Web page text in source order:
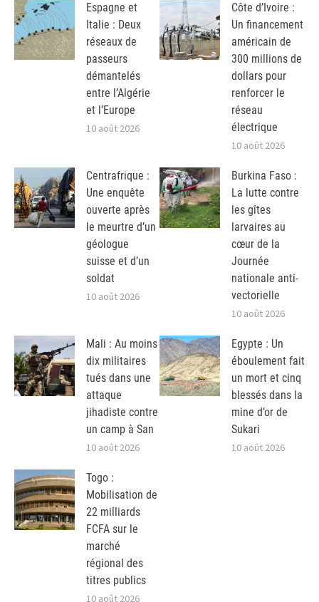
Espagne et
Italie : Deux
réseaux de
passeurs
démantelés
entre l’Algérie
et l’Europe
10 août 2026
Côte d’Ivoire :
Un financement
américain de
300 millions de
dollars pour
renforcer le
réseau
électrique
10 août 2026
Centrafrique :
Une enquête
ouverte après
le meurtre d’un
géologue
suisse et d’un
soldat
10 août 2026
Burkina Faso :
La lutte contre
les gîtes
larvaires au
cœur de la
Journée
nationale anti-
vectorielle
10 août 2026
Mali : Au moins
dix militaires
tués dans une
attaque
jihadiste contre
un camp à San
10 août 2026
Egypte : Un
éboulement fait
un mort et cinq
blessés dans la
mine d’or de
Sukari
10 août 2026
Togo :
Mobilisation de
22 milliards
FCFA sur le
marché
régional des
titres publics
10 août 2026